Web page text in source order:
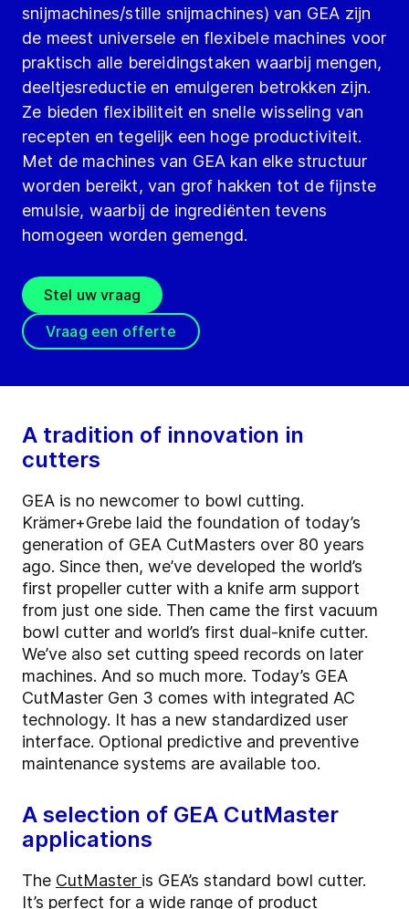
snijmachines/stille snijmachines) van GEA zijn
de meest universele en flexibele machines voor
praktisch alle bereidingstaken waarbij mengen,
deeltjesreductie en emulgeren betrokken zijn.
Ze bieden flexibiliteit en snelle wisseling van
recepten en tegelijk een hoge productiviteit.
Met de machines van GEA kan elke structuur
worden bereikt, van grof hakken tot de fijnste
emulsie, waarbij de ingrediënten tevens
homogeen worden gemengd.
Stel uw vraag
Vraag een offerte
A tradition of innovation in
cutters
GEA is no newcomer to bowl cutting.
Krämer+Grebe laid the foundation of today’s
generation of GEA CutMasters over 80 years
ago. Since then, we’ve developed the world’s
first propeller cutter with a knife arm support
from just one side. Then came the first vacuum
bowl cutter and world’s first dual-knife cutter.
We’ve also set cutting speed records on later
machines. And so much more. Today’s GEA
CutMaster Gen 3 comes with integrated AC
technology. It has a new standardized user
interface. Optional predictive and preventive
maintenance systems are available too.
A selection of GEA CutMaster
applications
The CutMaster is GEA’s standard bowl cutter.
It’s perfect for a wide range of product